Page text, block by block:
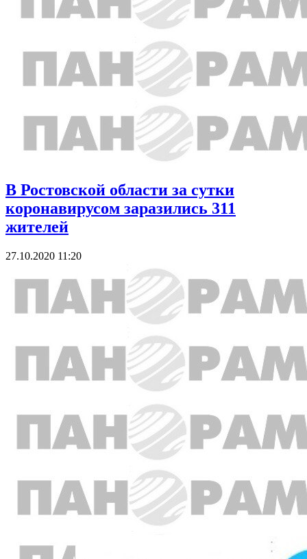
В Ростовской области за сутки
коронавирусом заразились 311
жителей
27.10.2020 11:20